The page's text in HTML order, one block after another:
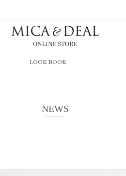
LOOK BOOK
NEWS